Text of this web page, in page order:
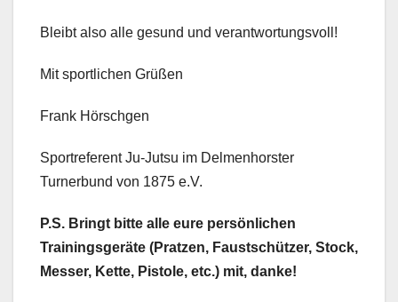
Bleibt also alle gesund und verantwortungsvoll!
Mit sportlichen Grüßen
Frank Hörschgen
Sportreferent Ju-Jutsu im Delmenhorster
Turnerbund von 1875 e.V.
P.S. Bringt bitte alle eure persönlichen
Trainingsgeräte (Pratzen, Faustschützer, Stock,
Messer, Kette, Pistole, etc.) mit, danke!